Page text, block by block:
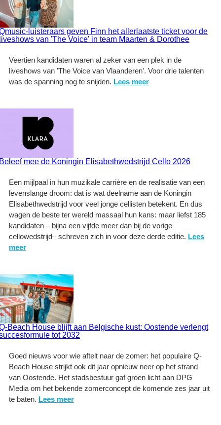
luisteraars geven Finn het allerlaatste ticket voor de
van 'The Voice' in team Maarten & Dorothee
Veertien kandidaten waren al zeker van een plek in de
liveshows van 'The Voice van Vlaanderen'. Voor drie talenten
was de spanning nog te snijden. Lees meer
mee de Koningin Elisabethwedstrijd Cello 2026
Een mijlpaal in hun muzikale carrière en de realisatie van een
levenslange droom: dat is wat deelname aan de Koningin
Elisabethwedstrijd voor veel jonge cellisten betekent. En dus
wagen de beste ter wereld massaal hun kans: maar liefst 185
kandidaten – bijna een vijfde meer dan bij de vorige
cellowedstrijd– schreven zich in voor deze derde editie. Lees
meer
Beach House blijft aan Belgische kust: Oostende verlengt
tot 2032
Goed nieuws voor wie aftelt naar de zomer: het populaire Q-
Beach House strijkt ook dit jaar opnieuw neer op het strand
van Oostende. Het stadsbestuur gaf groen licht aan DPG
Media om het bekende zomerconcept de komende zes jaar uit
te baten. Lees meer